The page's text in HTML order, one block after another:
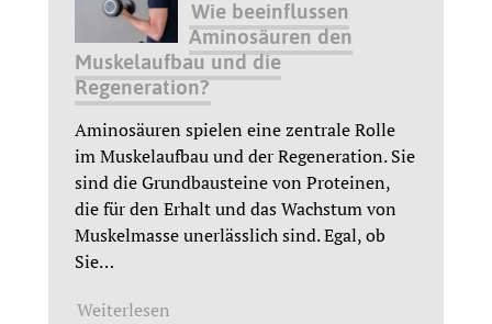
Wie beeinflussen
Aminosäuren den
Muskelaufbau und die
Regeneration?
Aminosäuren spielen eine zentrale Rolle
im Muskelaufbau und der Regeneration. Sie
sind die Grundbausteine von Proteinen,
die für den Erhalt und das Wachstum von
Muskelmasse unerlässlich sind. Egal, ob
Sie…
Weiterlesen